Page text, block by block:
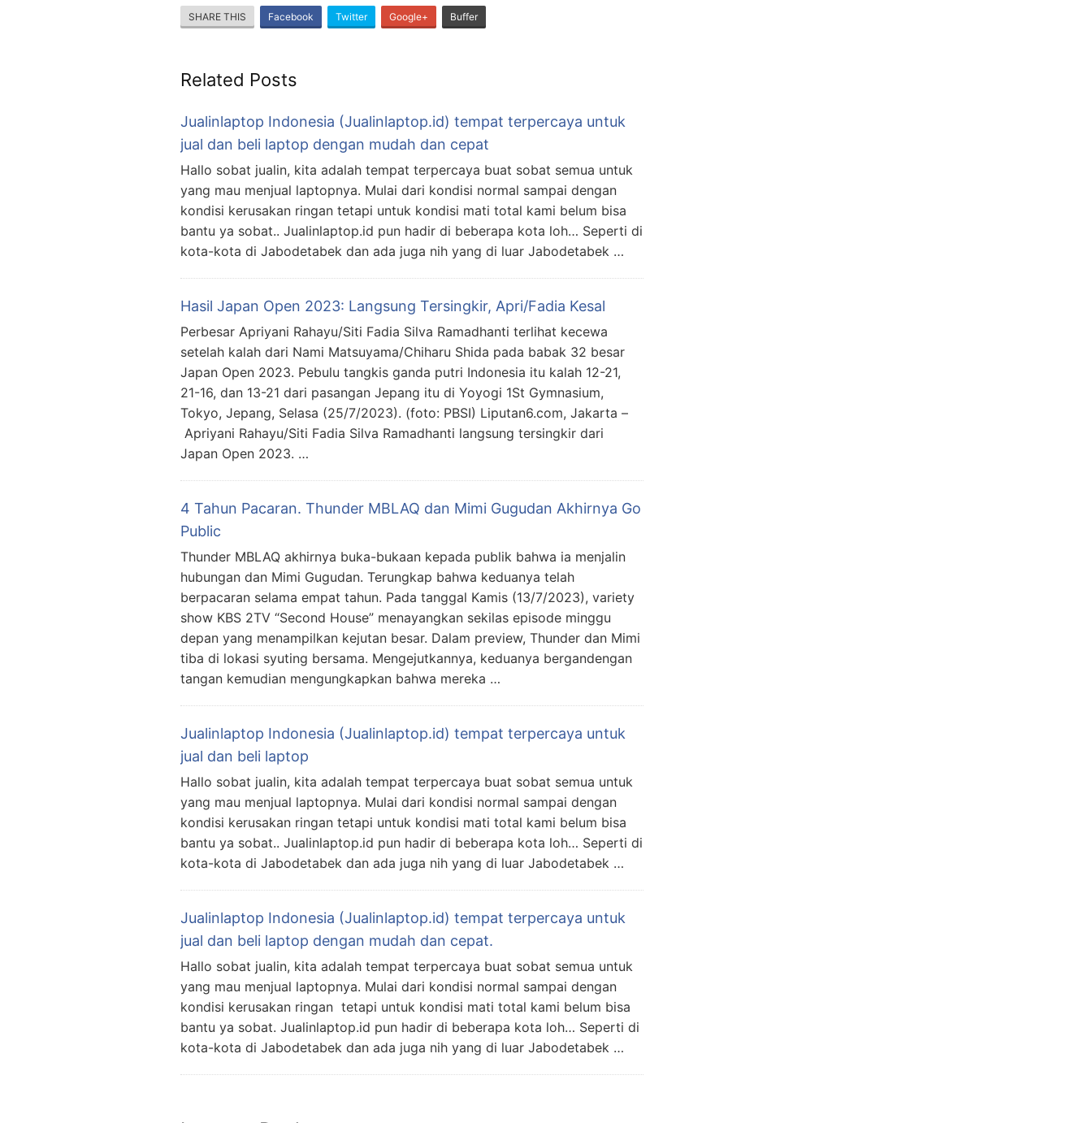
SHARE THIS Facebook Twitter Google+ Buffer
Related Posts
Jualinlaptop Indonesia (Jualinlaptop.id) tempat terpercaya untuk
jual dan beli laptop dengan mudah dan cepat
Hallo sobat jualin, kita adalah tempat terpercaya buat sobat semua untuk
yang mau menjual laptopnya. Mulai dari kondisi normal sampai dengan
kondisi kerusakan ringan tetapi untuk kondisi mati total kami belum bisa
bantu ya sobat.. Jualinlaptop.id pun hadir di beberapa kota loh… Seperti di
kota-kota di Jabodetabek dan ada juga nih yang di luar Jabodetabek …
Hasil Japan Open 2023: Langsung Tersingkir, Apri/Fadia Kesal
Perbesar Apriyani Rahayu/Siti Fadia Silva Ramadhanti terlihat kecewa
setelah kalah dari Nami Matsuyama/Chiharu Shida pada babak 32 besar
Japan Open 2023. Pebulu tangkis ganda putri Indonesia itu kalah 12-21,
21-16, dan 13-21 dari pasangan Jepang itu di Yoyogi 1St Gymnasium,
Tokyo, Jepang, Selasa (25/7/2023). (foto: PBSI) Liputan6.com, Jakarta –
Apriyani Rahayu/Siti Fadia Silva Ramadhanti langsung tersingkir dari
Japan Open 2023. …
4 Tahun Pacaran. Thunder MBLAQ dan Mimi Gugudan Akhirnya Go
Public
Thunder MBLAQ akhirnya buka-bukaan kepada publik bahwa ia menjalin
hubungan dan Mimi Gugudan. Terungkap bahwa keduanya telah
berpacaran selama empat tahun. Pada tanggal Kamis (13/7/2023), variety
show KBS 2TV “Second House” menayangkan sekilas episode minggu
depan yang menampilkan kejutan besar. Dalam preview, Thunder dan Mimi
tiba di lokasi syuting bersama. Mengejutkannya, keduanya bergandengan
tangan kemudian mengungkapkan bahwa mereka …
Jualinlaptop Indonesia (Jualinlaptop.id) tempat terpercaya untuk
jual dan beli laptop
Hallo sobat jualin, kita adalah tempat terpercaya buat sobat semua untuk
yang mau menjual laptopnya. Mulai dari kondisi normal sampai dengan
kondisi kerusakan ringan tetapi untuk kondisi mati total kami belum bisa
bantu ya sobat.. Jualinlaptop.id pun hadir di beberapa kota loh… Seperti di
kota-kota di Jabodetabek dan ada juga nih yang di luar Jabodetabek …
Jualinlaptop Indonesia (Jualinlaptop.id) tempat terpercaya untuk
jual dan beli laptop dengan mudah dan cepat.
Hallo sobat jualin, kita adalah tempat terpercaya buat sobat semua untuk
yang mau menjual laptopnya. Mulai dari kondisi normal sampai dengan
kondisi kerusakan ringan tetapi untuk kondisi mati total kami belum bisa
bantu ya sobat. Jualinlaptop.id pun hadir di beberapa kota loh… Seperti di
kota-kota di Jabodetabek dan ada juga nih yang di luar Jabodetabek …